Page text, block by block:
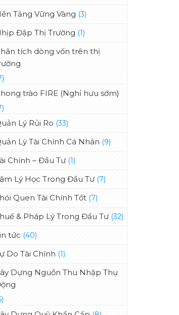
Tảng Vững Vàng (3)
Đập Thị Trường (1)
tích dòng vốn trên thị
trào FIRE (Nghỉ hưu sớm)
Lý Rủi Ro (33)
Lý Tài Chính Cá Nhân (9)
Chính – Đầu Tư (1)
Lý Học Trong Đầu Tư (7)
Quen Tài Chính Tốt (7)
& Pháp Lý Trong Đầu Tư (32)
tức (40)
Do Tài Chính (1)
Dựng Nguồn Thu Nhập Thụ